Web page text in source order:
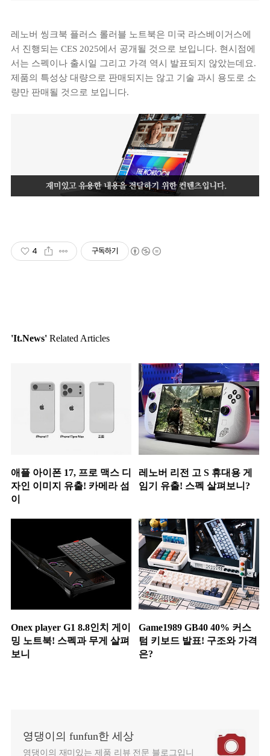
레노버 씽크북 플러스 롤러블 노트북은 미국 라스베이거스에
서 진행되는 CES 2025에서 공개될 것으로 보입니다. 현시점에
서는 스펙이나 출시일 그리고 가격 역시 발표되지 않았는데요.
제품의 특성상 대량으로 판매되지는 않고 기술 과시 용도로 소
량만 판매될 것으로 보입니다.
4 구독하기
'It.News' Related Articles
애플 아이폰 17, 프로 맥스 디
자인 이미지 유출! 카메라 섬
이
레노버 리전 고 S 휴대용 게
임기 유출! 스펙 살펴보니?
Onex player G1 8.8인치 게이
밍 노트북! 스펙과 무게 살펴
보니
Game1989 GB40 40% 커스
텀 키보드 발표! 구조와 가격
은?
영댕이의 funfun한 세상
영댕이의 재미있는 제품 리뷰 전문 블로그입니